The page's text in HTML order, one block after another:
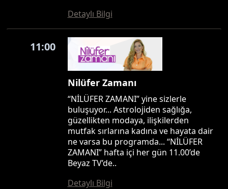
Detaylı Bilgi
11:00
Nilüfer Zamanı
“NİLÜFER ZAMANI” yine sizlerle
buluşuyor... Astrolojiden sağlığa,
güzellikten modaya, ilişkilerden
mutfak sırlarına kadına ve hayata dair
ne varsa bu programda... “NİLÜFER
ZAMANI” hafta içi her gün 11.00’de
Beyaz TV’de..
Detaylı Bilgi